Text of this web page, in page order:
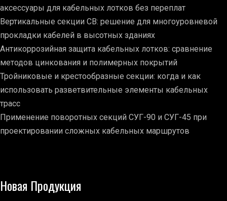
аксессуары для кабельных лотков без переплат
Вертикальные секции СВ: решение для многоуровневой
прокладки кабелей в высотных зданиях
Антикоррозийная защита кабельных лотков: сравнение
методов цинкования и полимерных покрытий
Тройниковые и крестообразные секции: когда и как
использовать разветвительные элементы кабельных
трасс
Применение поворотных секций СУГ-90 и СУГ-45 при
проектировании сложных кабельных маршрутов
Новая Продукция